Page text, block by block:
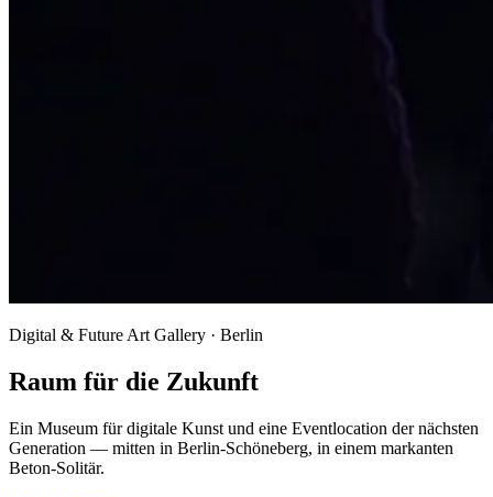
Digital & Future Art Gallery · Berlin
Raum für die Zukunft
Ein Museum für digitale Kunst und eine Eventlocation der nächsten
Generation — mitten in Berlin-Schöneberg, in einem markanten
Beton-Solitär.